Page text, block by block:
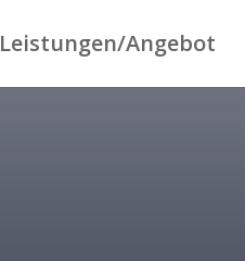
Leistungen/Angebot